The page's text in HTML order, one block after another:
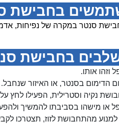
בחבישת
סנטר במקרה של נפיחות,
בחבישת
וזהו אותו.
הדימום בסנטר, או האיזור שנחבל.
נקיה וסטרילית, הפעילו לחץ
או מישהו בסביבתו להמשיך
למנוע מהתחבושת לזוז,